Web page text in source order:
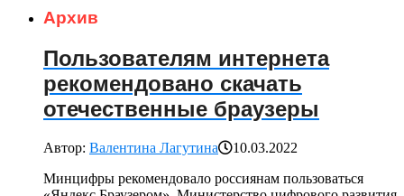
Архив
Пользователям интернета
рекомендовано скачать
отечественные браузеры
Автор: Валентина Лагутина
10.03.2022
Минцифры рекомендовало россиянам пользоваться